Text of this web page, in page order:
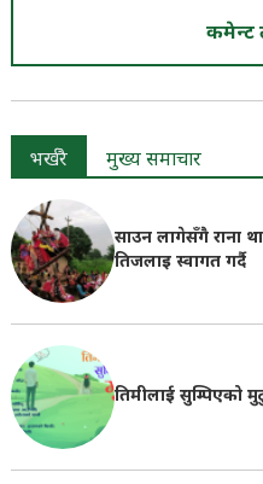
कमेन्ट
भर्खरै मुख्य समाचार
साउन लागेसँगै राना
तिजलाइ स्वागत गर्दै
तिमीलाई सुम्पिएको